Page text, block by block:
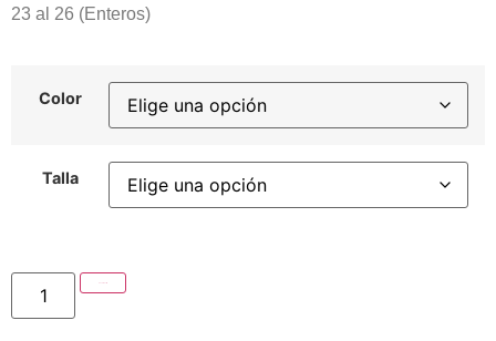
23 al 26 (Enteros)
Color
Talla